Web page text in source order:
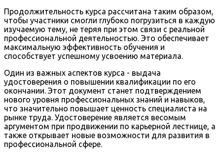
Продолжительность курса рассчитана таким образом,
чтобы участники смогли глубоко погрузиться в каждую
изучаемую тему, не теряя при этом связи с реальной
профессиональной деятельностью. Это обеспечивает
максимальную эффективность обучения и
способствует успешному усвоению материала.
Один из важных аспектов курса - выдача
удостоверения о повышении квалификации по его
окончании. Этот документ станет подтверждением
нового уровня профессиональных знаний и навыков,
что значительно повышает ценность специалиста на
рынке труда. Удостоверение является весомым
аргументом при продвижении по карьерной лестнице, а
также открывает новые возможности для развития в
профессиональной сфере.